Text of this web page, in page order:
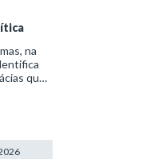
na
que
apro